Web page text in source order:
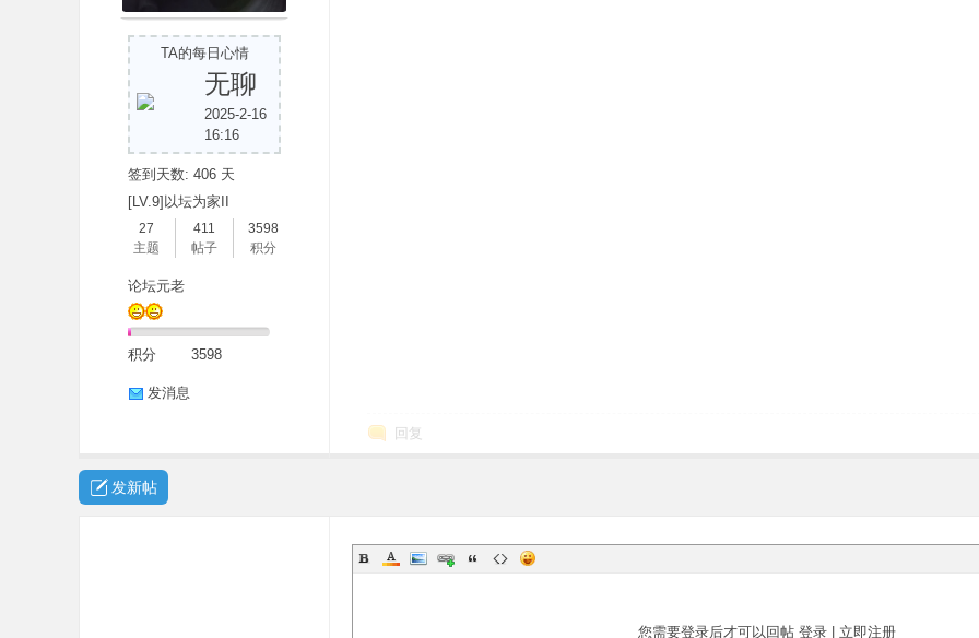
TA的每日心情
无聊
2025-2-16
16:16
签到天数: 406 天
[LV.9]以坛为家II
27
主题
411
帖子
3598
积分
论坛元老
积分 3598
发消息
回复
发新帖
您需要登录后才可以回帖 登录| 立即注册